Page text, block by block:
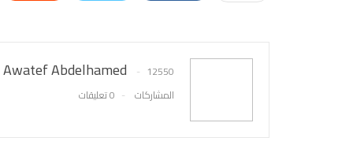
Awatef Abdelhamed
12550
المشاركات
0 تعليقات